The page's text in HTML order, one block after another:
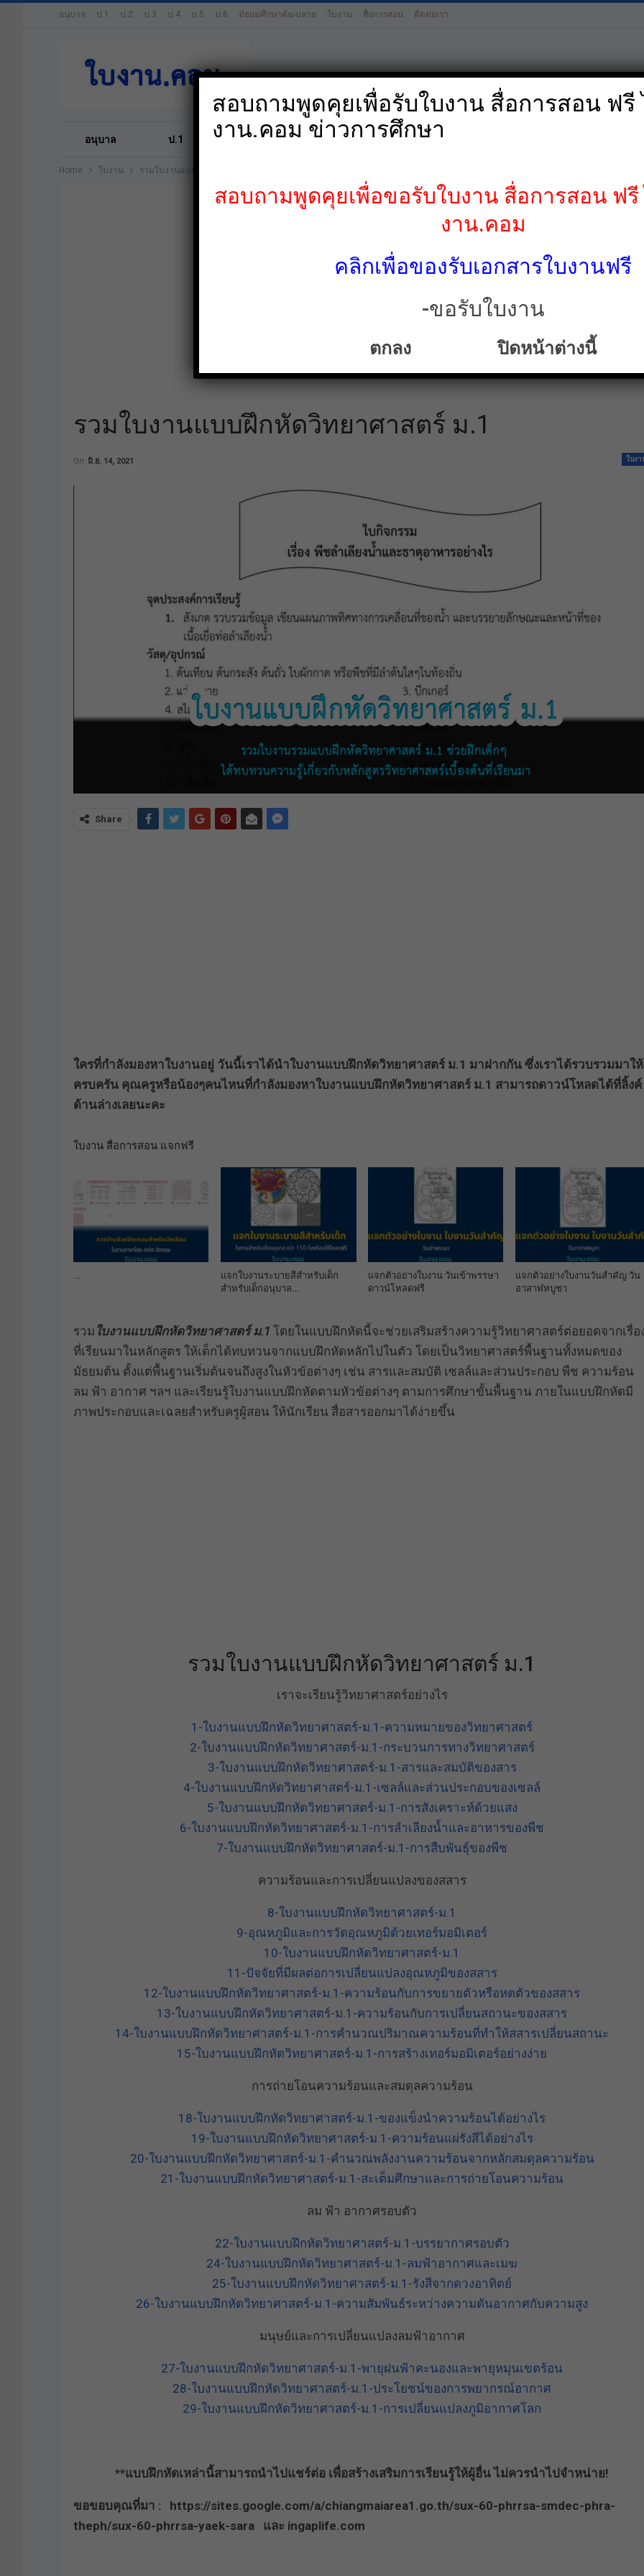
อนุบาล ป.1 ป.2 ป.3 ป.4 ป.5 ป.6 มัธยมศึกษาต้น-ปลาย ใบงาน สื่อการสอน ติดต่อเรา
อนุบาล ป.1 ป.2 ป.3 ป.4 ป.5
Home ใบงาน รวมใบงานแบบฝึกหัดวิทยาศาสตร์ ม.1
รวมใบงานแบบฝึกหัดวิทยาศาสตร์ ม.1
ใบงา
On มิ.ย. 14, 2021
Share
ใครที่กำลังมองหาใบงานอยู่ วันนี้เราได้นำใบงานแบบฝึกหัดวิทยาศาสตร์ ม.1 มาฝากกัน ซึ่งเราได้รวบรวมมาให้
ครบครัน คุณครูหรือน้องๆคนไหนที่กำลังมองหาใบงานแบบฝึกหัดวิทยาศาสตร์ ม.1 สามารถดาวน์โหลดได้ที่ลิ้งค์
ด้านล่างเลยนะคะ
ใบงาน สื่อการสอน แจกฟรี
แจกใบงานระบายสีสำหรับเด็ก
สำหรับเด็กอนุบาล…
แจกตัวอย่างใบงาน วันเข้าพรรษา
ดาวน์โหลดฟรี
แจกตัวอย่างใบงานวันสำคัญ วัน
อาสาฬหบูชา
รวม ใบงานแบบฝึกหัดวิทยาศาสตร์ ม.1 โดยในแบบฝึกหัดนี้จะช่วยเสริมสร้างความรู้วิทยาศาสตร์ต่อยอดจากเรื่อ
ที่เรียนมาในหลักสูตร ให้เด็กได้ทบทวนจากแบบฝึกหัดหลักไปในตัว โดยเป็นวิทยาศาสตร์พื้นฐานทั้งหมดของ
มัธยมต้น ตั้งแต่พื้นฐานเริ่มต้นจนถึงสูงในหัวข้อต่างๆ เช่น สารและสมบัติ เซลล์และส่วนประกอบ พืช ความร้อน
ลม ฟ้า อากาศ ฯลฯ และเรียนรู้ใบงานแบบฝึกหัดตามหัวข้อต่างๆ ตามการศึกษาขั้นพื้นฐาน ภายในแบบฝึกหัดมี
ภาพประกอบและเฉลยสำหรับครูผู้สอน ให้นักเรียน สื่อสารออกมาได้ง่ายขึ้น
รวมใบงานแบบฝึกหัดวิทยาศาสตร์ ม.1
เราจะเรียนรู้วิทยาศาสตร์อย่างไร
1-ใบงานแบบฝึกหัดวิทยาศาสตร์-ม.1-ความหมายของวิทยาศาสตร์
2-ใบงานแบบฝึกหัดวิทยาศาสตร์-ม.1-กระบวนการทางวิทยาศาสตร์
3-ใบงานแบบฝึกหัดวิทยาศาสตร์-ม.1-สารและสมบัติของสาร
4-ใบงานแบบฝึกหัดวิทยาศาสตร์-ม.1-เซลล์และส่วนประกอบของเซลล์
5-ใบงานแบบฝึกหัดวิทยาศาสตร์-ม.1-การสังเคราะห์ด้วยแสง
6-ใบงานแบบฝึกหัดวิทยาศาสตร์-ม.1-การลำเลียงน้ำและอาหารของพืช
7-ใบงานแบบฝึกหัดวิทยาศาสตร์-ม.1-การสืบพันธุ์ของพืช
ความร้อนและการเปลี่ยนแปลงของสสาร
8-ใบงานแบบฝึกหัดวิทยาศาสตร์-ม.1
9-อุณหภูมิและการวัดอุณหภูมิด้วยเทอร์มอมิเตอร์
10-ใบงานแบบฝึกหัดวิทยาศาสตร์-ม.1
11-ปัจจัยที่มีผลต่อการเปลี่ยนแปลงอุณหภูมิของสสาร
12-ใบงานแบบฝึกหัดวิทยาศาสตร์-ม.1-ความร้อนกับการขยายตัวหรือหดตัวของสสาร
13-ใบงานแบบฝึกหัดวิทยาศาสตร์-ม.1-ความร้อนกับการเปลี่ยนสถานะของสสาร
14-ใบงานแบบฝึกหัดวิทยาศาสตร์-ม.1-การคำนวณปริมาณความร้อนที่ทำให้สสารเปลี่ยนสถานะ
15-ใบงานแบบฝึกหัดวิทยาศาสตร์-ม.1-การสร้างเทอร์มอมิเตอร์อย่างง่าย
การถ่ายโอนความร้อนและสมดุลความร้อน
18-ใบงานแบบฝึกหัดวิทยาศาสตร์-ม.1-ของแข็งนำความร้อนได้อย่างไร
19-ใบงานแบบฝึกหัดวิทยาศาสตร์-ม.1-ความร้อนแผ่รังสีได้อย่างไร
20-ใบงานแบบฝึกหัดวิทยาศาสตร์-ม.1-คำนวณพลังงานความร้อนจากหลักสมดุลความร้อน
21-ใบงานแบบฝึกหัดวิทยาศาสตร์-ม.1-สะเต็มศึกษาและการถ่ายโอนความร้อน
ลม ฟ้า อากาศรอบตัว
22-ใบงานแบบฝึกหัดวิทยาศาสตร์-ม.1-บรรยากาศรอบตัว
24-ใบงานแบบฝึกหัดวิทยาศาสตร์-ม.1-ลมฟ้าอากาศและเมฆ
25-ใบงานแบบฝึกหัดวิทยาศาสตร์-ม.1-รังสีจากดวงอาทิตย์
26-ใบงานแบบฝึกหัดวิทยาศาสตร์-ม.1-ความสัมพันธ์ระหว่างความดันอากาศกับความสูง
มนุษย์และการเปลี่ยนแปลงลมฟ้าอากาศ
27-ใบงานแบบฝึกหัดวิทยาศาสตร์-ม.1-พายุฝนฟ้าคะนองและพายุหมุนเขตร้อน
28-ใบงานแบบฝึกหัดวิทยาศาสตร์-ม.1-ประโยชน์ของการพยากรณ์อากาศ
29-ใบงานแบบฝึกหัดวิทยาศาสตร์-ม.1-การเปลี่ยนแปลงภูมิอากาศโลก
**แบบฝึกหัดเหล่านี้สามารถนำไปแชร์ต่อ เพื่อสร้างเสริมการเรียนรู้ให้ผู้อื่น ไม่ควรนำไปจำหน่าย!
ขอขอบคุณที่มา : https://sites.google.com/a/chiangmaiarea1.go.th/sux-60-phrrsa-smdec-phra-
theph/sux-60-phrrsa-yaek-sara และ ingaplife.com
สอบถามพูดคุยเพื่อรับใบงาน สื่อการสอน ฟรี
งาน.คอม ข่าวการศึกษา
สอบถามพูดคุยเพื่อขอรับใบงาน สื่อการสอน ฟรี
งาน.คอม
คลิกเพื่อของรับเอกสารใบงานฟรี
-ขอรับใบงาน
ตกลง ปิดหน้าต่างนี้